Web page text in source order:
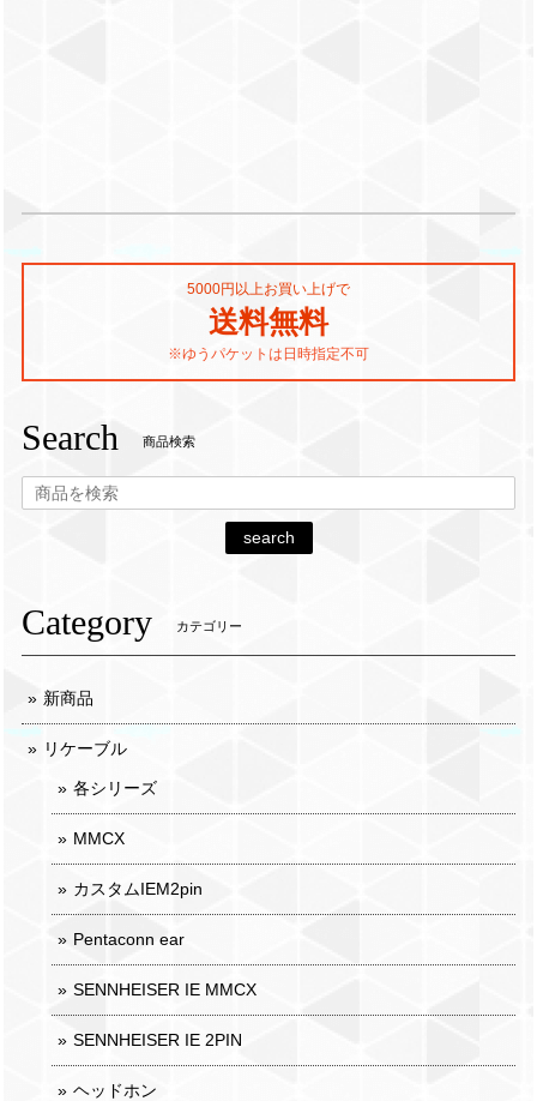
5000円以上お買い上げで
送料無料
※ゆうパケットは日時指定不可
Search 商品検索
search
Category カテゴリー
新商品
リケーブル
各シリーズ
MMCX
カスタムIEM2pin
Pentaconn ear
SENNHEISER IE MMCX
SENNHEISER IE 2PIN
ヘッドホン